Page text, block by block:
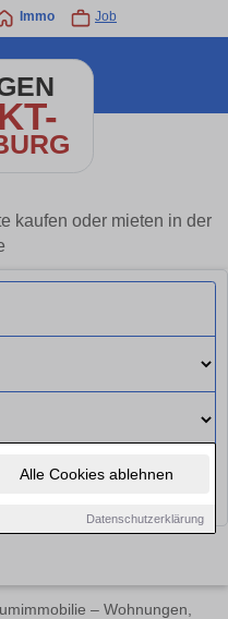
Alle Cookies ablehnen
Datenschutzerklärung
Immo Job
kaufen oder mieten in der
– Wohnungen,